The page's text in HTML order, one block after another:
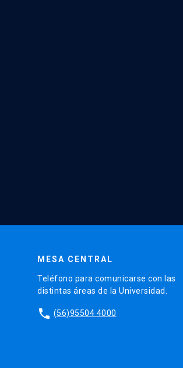
MESA CENTRAL
Teléfono para comunicarse con las
distintas áreas de la Universidad.
phone (56)95504 4000